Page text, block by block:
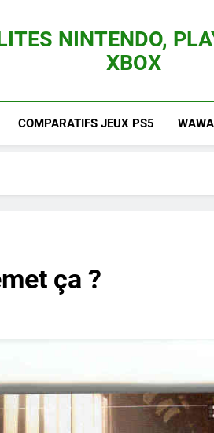
NINTENDO,
XBOX
COMPARATIFS JEUX PS5
ça ?